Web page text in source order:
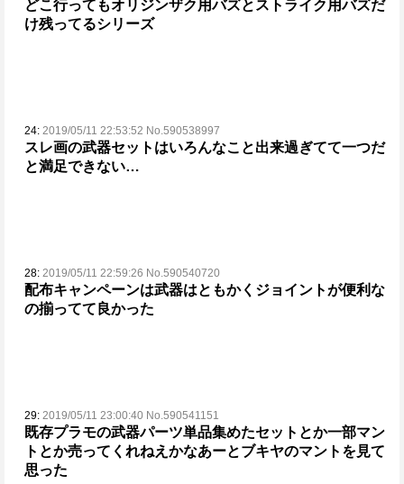
どこ行ってもオリジンザク用バズとストライク用バズだ
け残ってるシリーズ
24: 2019/05/11 22:53:52 No.590538997
スレ画の武器セットはいろんなこと出来過ぎてて一つだ
と満足できない…
28: 2019/05/11 22:59:26 No.590540720
配布キャンペーンは武器はともかくジョイントが便利な
の揃ってて良かった
29: 2019/05/11 23:00:40 No.590541151
既存プラモの武器パーツ単品集めたセットとか一部マン
トとか売ってくれねえかなあーとブキヤのマントを見て
思った